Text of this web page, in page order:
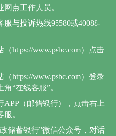
点工作人员。
与投诉热线95580或40088-
https://www.psbc.com）点击
https://www.psbc.com）登录
“在线客服”。
APP（邮储银行），点击右上
。
储蓄银行”微信公众号，对话